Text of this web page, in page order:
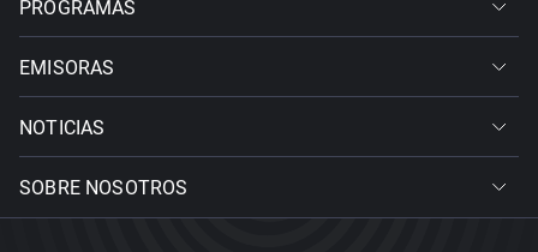
PROGRAMAS
EMISORAS
NOTICIAS
SOBRE NOSOTROS